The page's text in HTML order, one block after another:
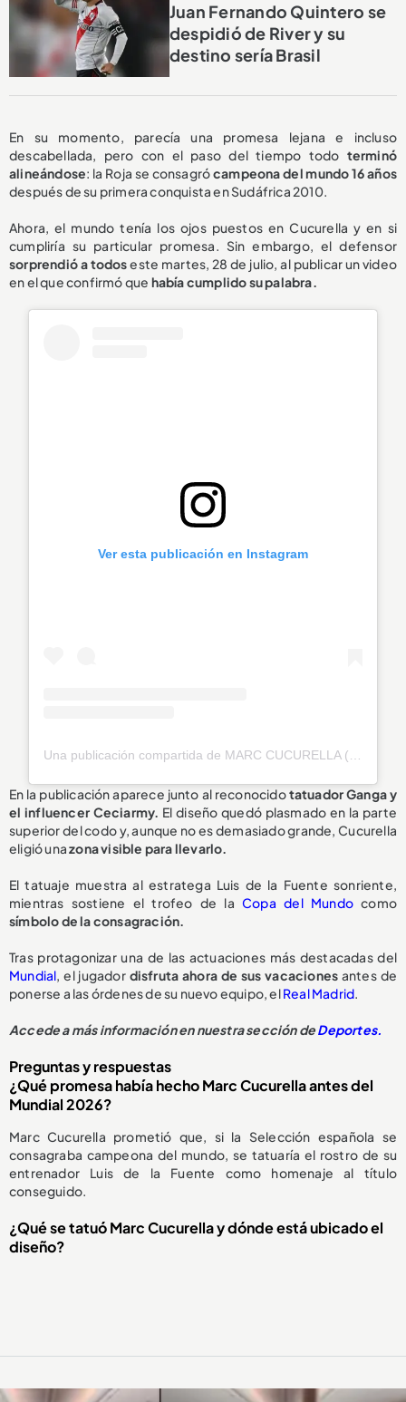
Juan Fernando Quintero se
despidió de River y su
destino sería Brasil
En su momento, parecía una promesa lejana e incluso
descabellada, pero con el paso del tiempo todo terminó
alineándose: la Roja se consagrócampeona del mundo 16 años
después de su primera conquista en Sudáfrica 2010.
Ahora, el mundo tenía los ojos puestos en Cucurella y en si
cumpliría su particular promesa. Sin embargo, el defensor
sorprendió a todoseste martes, 28 de julio, al publicar un video
en el que confirmó que había cumplido su palabra.
Ver esta publicación en Instagram
En la publicación aparece junto al reconocidotatuador Ganga y
el influencer Ceciarmy. El diseño quedó plasmado en la parte
superior del codo y, aunque no es demasiado grande, Cucurella
eligió unazona visible para llevarlo.
El tatuaje muestra al estratega Luis de la Fuente sonriente,
mientras sostiene el trofeo de laCopa del Mundocomo
símbolo de la consagración.
Tras protagonizar una de las actuaciones más destacadas del
Mundial, el jugadordisfruta ahora de sus vacaciones antes de
ponerse a las órdenes de su nuevo equipo, elReal Madrid.
Accede a más información en nuestra sección deDeportes.
Preguntas y respuestas
¿Qué promesa había hecho Marc Cucurella antes del
Mundial 2026?
Marc Cucurella prometió que, si la Selección española se
consagraba campeona del mundo, se tatuaría el rostro de su
entrenador Luis de la Fuente como homenaje al título
conseguido.
¿Qué se tatuó Marc Cucurella y dónde está ubicado el
diseño?